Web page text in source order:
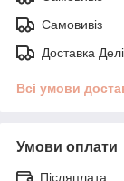
Самовивіз
Доставка
Всі умови
Умови оплати
Післяплата